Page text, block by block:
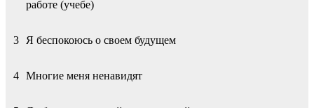
работе (учебе)
3 Я беспокоюсь о своем будущем
4 Многие меня ненавидят